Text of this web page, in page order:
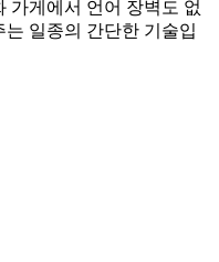
가게에서 언어 장벽도 없
일종의 간단한 기술입